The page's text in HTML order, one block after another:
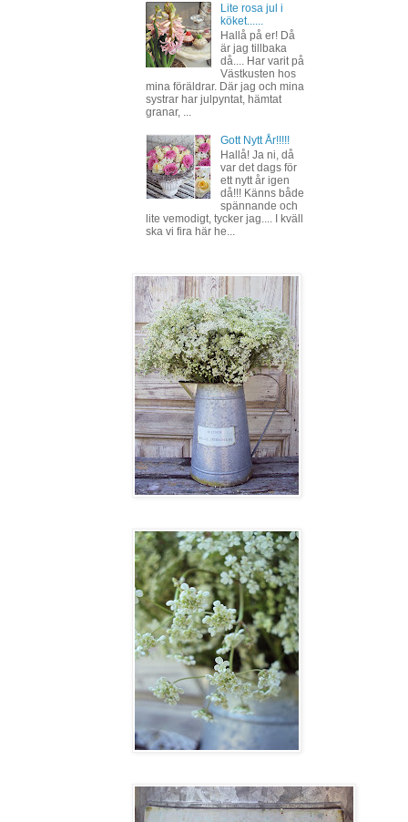
Lite rosa jul i
köket......
Hallå på er! Då
är jag tillbaka
då.... Har varit på
Västkusten hos
mina föräldrar. Där jag och mina
systrar har julpyntat, hämtat
granar, ...
Gott Nytt År!!!!!
Hallå! Ja ni, då
var det dags för
ett nytt år igen
då!!! Känns både
spännande och
lite vemodigt, tycker jag.... I kväll
ska vi fira här he...